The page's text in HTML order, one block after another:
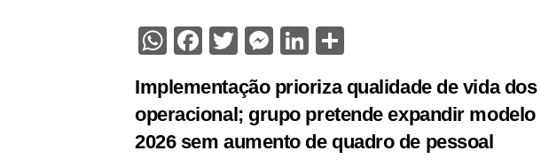
WhatsApp
Facebook
Twitter
Messenger
LinkedIn
Implementação prioriza qualidade de vida
operacional; grupo pretende expandir
2026 sem aumento de quadro de pessoal